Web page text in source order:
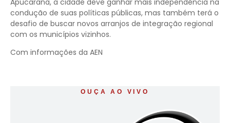
Apucarana, a cidade deve ganhar mais independência na
condução de suas políticas públicas, mas também terá o
desafio de buscar novos arranjos de integração regional
com os municípios vizinhos.
Com informações da AEN
OUÇA AO VIVO